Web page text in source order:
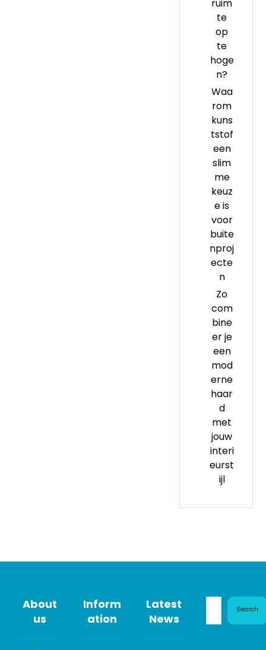
ruim
te
op
te
hoge
n?
Waa
rom
kuns
tstof
een
slim
me
keuz
e is
voor
buite
nproj
ecte
n
Zo
com
bine
er je
een
mod
erne
haar
d
met
jouw
interi
eurst
ijl
About
us
Inform
ation
Latest
News
Search